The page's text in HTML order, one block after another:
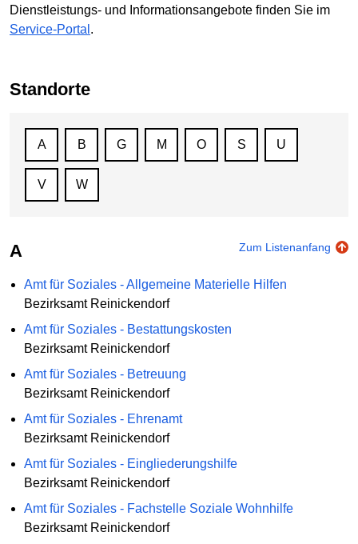
Dienstleistungs- und Informationsangebote finden Sie im
Service-Portal .
Standorte
A B G M O S U
V W
A Zum Listenanfang
Amt für Soziales - Allgemeine Materielle Hilfen
Bezirksamt Reinickendorf
Amt für Soziales - Bestattungskosten
Bezirksamt Reinickendorf
Amt für Soziales - Betreuung
Bezirksamt Reinickendorf
Amt für Soziales - Ehrenamt
Bezirksamt Reinickendorf
Amt für Soziales - Eingliederungshilfe
Bezirksamt Reinickendorf
Amt für Soziales - Fachstelle Soziale Wohnhilfe
Bezirksamt Reinickendorf